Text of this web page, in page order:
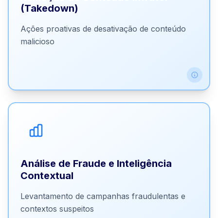
(Takedown)
Ações proativas de desativação de conteúdo
malicioso
detectadas
Redução do tempo de exposição ao risco com
Análise de Fraude e Inteligência
Contextual
Levantamento de campanhas fraudulentas e
contextos suspeitos
marca/empresa.
contexto completo
Inteligência contextual para ações proativas de